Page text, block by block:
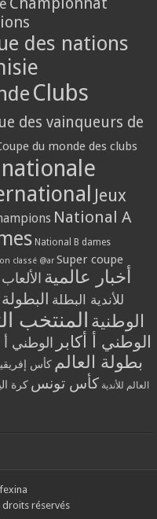
des nations
Clubs
des vainqueurs de
du monde des clubs
Jeux
National A
National B dames
classé @ar Super coupe
أخبار عالمية
للأندية البطلة
الوطنية المنتخب
الوطني أ أكابر الوطني
بطولة العالم كأس
العالم للأندية كأس تونس كرة
réservés